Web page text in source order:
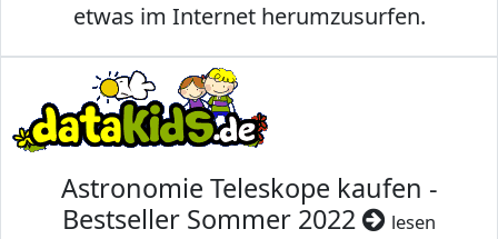
etwas im Internet herumzusurfen.
Astronomie Teleskope kaufen -
Bestseller Sommer 2022
lesen